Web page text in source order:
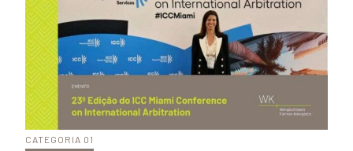
CATEGORIA 01